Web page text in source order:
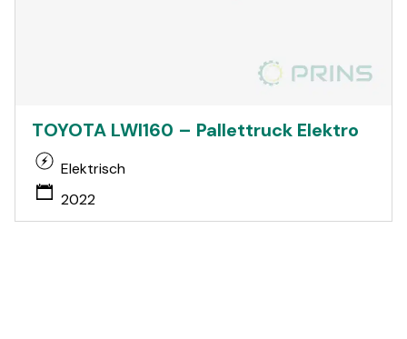
TOYOTA LWI160 – Pallettruck Elektro
Elektrisch
2022